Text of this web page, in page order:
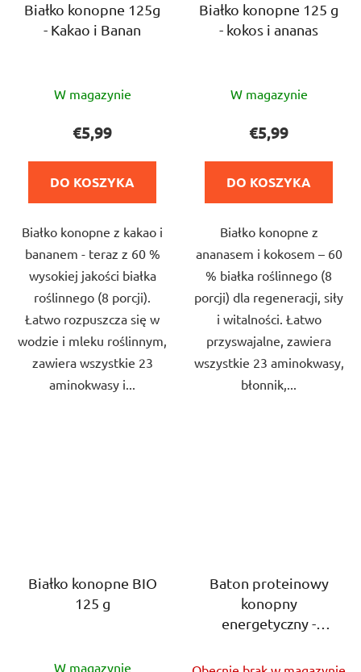
Białko konopne 125g
- Kakao i Banan
ocena
wynosi
4,0
na
gwiazdek.
W magazynie
€5,99
DO KOSZYKA
Białko konopne z kakao i
bananem - teraz z 60 %
wysokiej jakości białka
roślinnego (8 porcji).
Łatwo rozpuszcza się w
wodzie i mleku roślinnym,
zawiera wszystkie 23
aminokwasy i...
Białko konopne 125 g
- kokos i ananas
ocena
wynosi
3,0
na
gwiazdek.
W magazynie
€5,99
DO KOSZYKA
Białko konopne z
ananasem i kokosem – 60
% białka roślinnego (8
porcji) dla regeneracji, siły
i witalności. Łatwo
przyswajalne, zawiera
wszystkie 23 aminokwasy,
błonnik,...
Białko konopne BIO
125 g
W magazynie
Baton proteinowy
konopny
energetyczny -